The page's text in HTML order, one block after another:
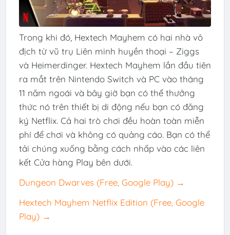
Trong khi đó, Hextech Mayhem có hai nhà vô
địch từ vũ trụ Liên minh huyền thoại – Ziggs
và Heimerdinger. Hextech Mayhem lần đầu tiên
ra mắt trên Nintendo Switch và PC vào tháng
11 năm ngoái và bây giờ bạn có thể thưởng
thức nó trên thiết bị di động nếu bạn có đăng
ký Netflix. Cả hai trò chơi đều hoàn toàn miễn
phí để chơi và không có quảng cáo. Bạn có thể
tải chúng xuống bằng cách nhấp vào các liên
kết Cửa hàng Play bên dưới.
Dungeon Dwarves (Free, Google Play) →
Hextech Mayhem Netflix Edition (Free, Google
Play) →